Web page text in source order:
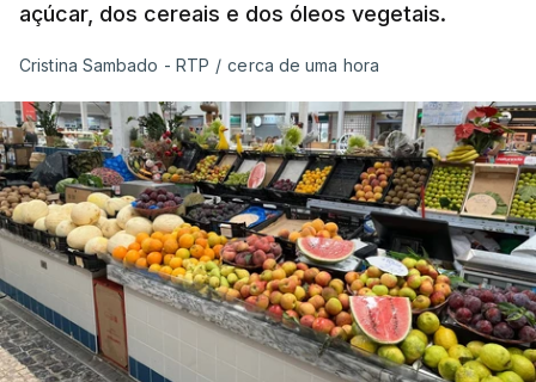
açúcar, dos cereais e dos óleos vegetais.
Cristina Sambado - RTP / cerca de uma hora